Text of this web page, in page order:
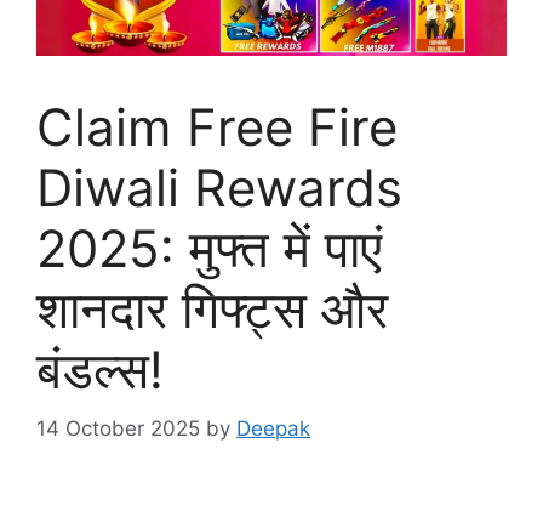
Claim Free Fire
Diwali Rewards
2025: मुफ्त में पाएं
शानदार गिफ्ट्स और
बंडल्स!
14 October 2025 by Deepak